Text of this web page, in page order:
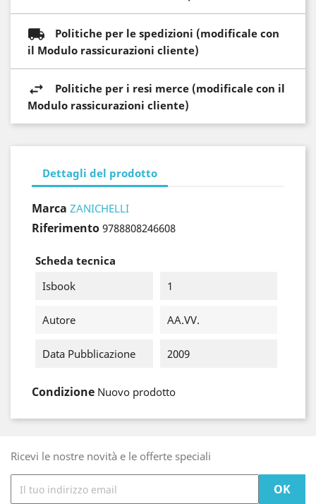
Politiche per le spedizioni (modificale con
il Modulo rassicurazioni cliente)
Politiche per i resi merce (modificale con il
Modulo rassicurazioni cliente)
Dettagli del prodotto
Marca ZANICHELLI
Riferimento 9788808246608
Scheda tecnica
Isbook
1
Autore AA.VV.
Data Pubblicazione 2009
Condizione Nuovo prodotto
Ricevi le nostre novità e le offerte speciali